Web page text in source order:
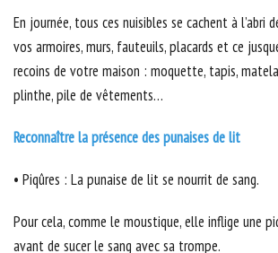
En journée, tous ces nuisibles se cachent à l’abri
vos armoires, murs, fauteuils, placards et ce
recoins de votre maison : moquette, tapis,
plinthe, pile de vêtements…
Reconnaître la présence des punaises de lit
• Piqûres : La punaise de lit se nourrit de sang.
Pour cela, comme le moustique, elle inflige une
avant de sucer le sang avec sa trompe.